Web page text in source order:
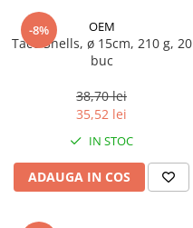
-8% OEM
Taco Shells, ø 15cm, 210 g, 20
buc
38,70 lei
35,52 lei
IN STOC
ADAUGA IN COS